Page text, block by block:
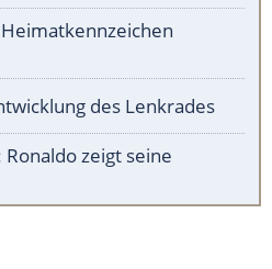
des Lenkrades
Ronaldo zeigt seine